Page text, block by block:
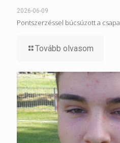
2026-06-09
Pontszerzéssel búcsúzott a
Tovább olvasom